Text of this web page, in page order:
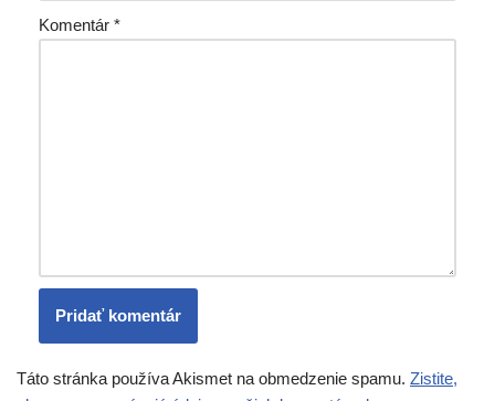
Komentár *
Táto stránka používa Akismet na obmedzenie spamu. Zistite,